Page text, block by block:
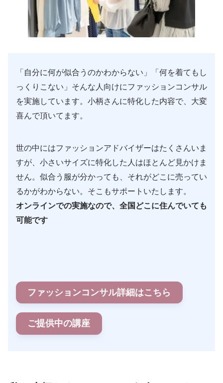
「自分に何が似合うのかわからない」「何を着てもし
っくりこない」そんな人向けにファッションコンサル
を実施しています。小柄さんに特化した内容で、大変
喜んで頂いてます。
世の中にはファッションアドバイザーはたくさんいま
すが、小さいサイズに特化した人はほとんど見かけま
せん。似合う服が分かっても、それがどこに売ってい
るかがわからない。そこもサポートいたします。
オンラインでの実施なので、全国どこに住んでいても
可能です
ファッションコンサル詳細はこちら
ご提供中の講座